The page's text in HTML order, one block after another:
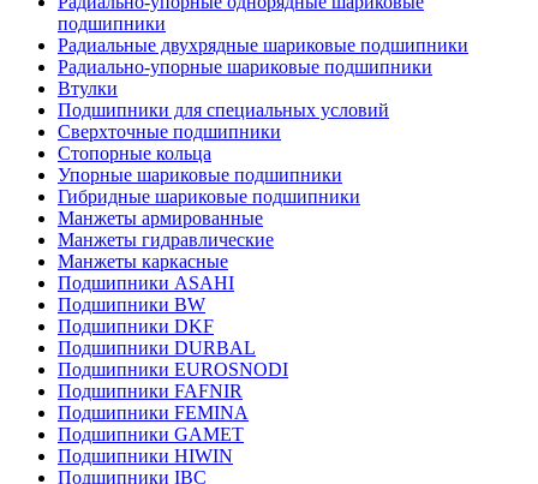
подшипники
Радиальные двухрядные шариковые подшипники
Радиально-упорные шариковые подшипники
Втулки
Подшипники для специальных условий
Сверхточные подшипники
Стопорные кольца
Упорные шариковые подшипники
Гибридные шариковые подшипники
Манжеты армированные
Манжеты гидравлические
Манжеты каркасные
Подшипники ASAHI
Подшипники BW
Подшипники DKF
Подшипники DURBAL
Подшипники EUROSNODI
Подшипники FAFNIR
Подшипники FEMINA
Подшипники GAMET
Подшипники HIWIN
Подшипники IBC